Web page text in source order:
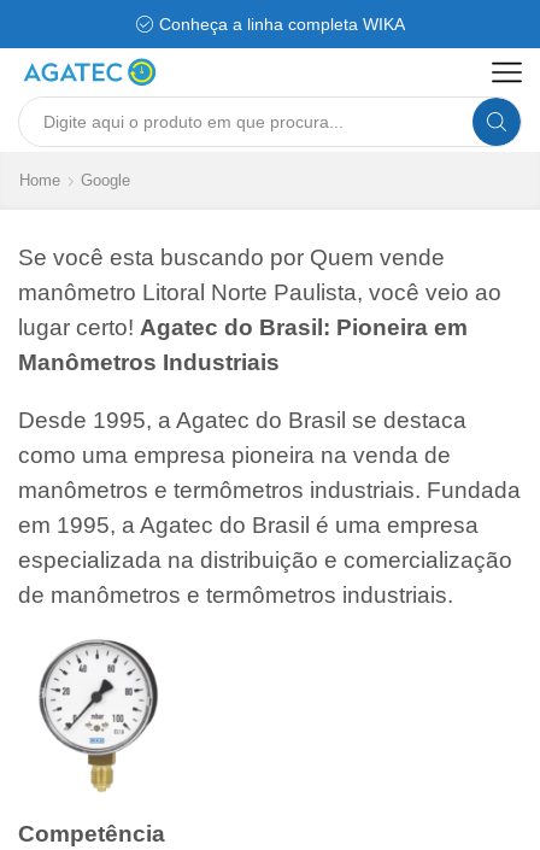
Conheça a linha completa WIKA
Search
Home Google
Se você esta buscando por Quem vende
manômetro Litoral Norte Paulista, você veio ao
lugar certo! Agatec do Brasil: Pioneira em
Manômetros Industriais
Desde 1995, a Agatec do Brasil se destaca
como uma empresa pioneira na venda de
manômetros e termômetros industriais. Fundada
em 1995, a Agatec do Brasil é uma empresa
especializada na distribuição e comercialização
de manômetros e termômetros industriais.
Competência